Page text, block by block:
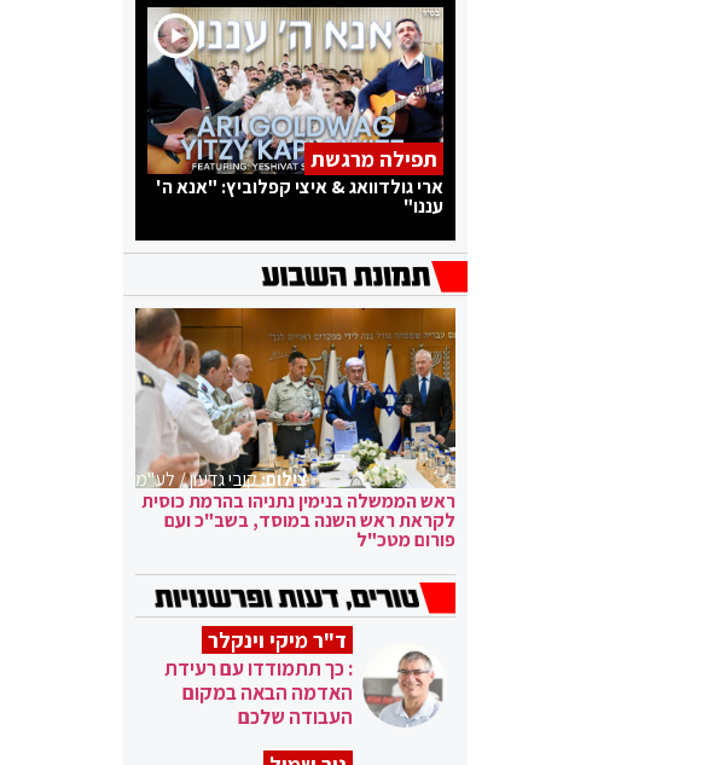
תפילה מרגשת
ארי גולדוואג & איצי קפלוביץ: "אנא ה'
עננו"
צילום:קובי גדעון / לע"מ
ראש הממשלה בנימין נתניהו בהרמת כוסית
לקראת ראש השנה במוסד, בשב"כ ועם
פורום מטכ"ל
ד"ר מיקי וינקלר
: כך תתמודדו עם רעידת
האדמה הבאה במקום
העבודה שלכם